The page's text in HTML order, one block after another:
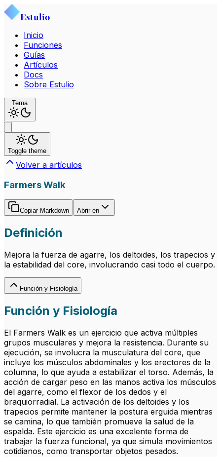
Estulio
Inicio
Funciones
Guías
Artículos
Docs
Sobre Estulio
Tema
Toggle theme
Volver a artículos
Farmers Walk
Copiar Markdown Abrir en
Definición
Mejora la fuerza de agarre, los deltoides, los trapecios y
la estabilidad del core, involucrando casi todo el cuerpo.
Función y Fisiología
Función y Fisiología
El Farmers Walk es un ejercicio que activa múltiples
grupos musculares y mejora la resistencia. Durante su
ejecución, se involucra la musculatura del core, que
incluye los músculos abdominales y los erectores de la
columna, lo que ayuda a estabilizar el torso. Además, la
acción de cargar peso en las manos activa los músculos
del agarre, como el flexor de los dedos y el
braquiorradial. La activación de los deltoides y los
trapecios permite mantener la postura erguida mientras
se camina, lo que también promueve la salud de la
espalda. Este ejercicio es una excelente forma de
trabajar la fuerza funcional, ya que simula movimientos
cotidianos, como transportar objetos pesados.